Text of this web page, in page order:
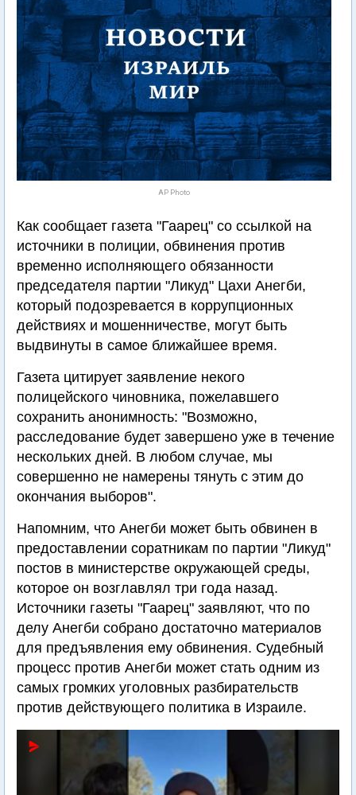
AP Photo
Как сообщает газета "Гаарец" со ссылкой на
источники в полиции, обвинения против
временно исполняющего обязанности
председателя партии "Ликуд" Цахи Анегби,
который подозревается в коррупционных
действиях и мошенничестве, могут быть
выдвинуты в самое ближайшее время.
Газета цитирует заявление некого
полицейского чиновника, пожелавшего
сохранить анонимность: "Возможно,
расследование будет завершено уже в течение
нескольких дней. В любом случае, мы
совершенно не намерены тянуть с этим до
окончания выборов".
Напомним, что Анегби может быть обвинен в
предоставлении соратникам по партии "Ликуд"
постов в министерстве окружающей среды,
которое он возглавлял три года назад.
Источники газеты "Гаарец" заявляют, что по
делу Анегби собрано достаточно материалов
для предъявления ему обвинения. Судебный
процесс против Анегби может стать одним из
самых громких уголовных разбирательств
против действующего политика в Израиле.